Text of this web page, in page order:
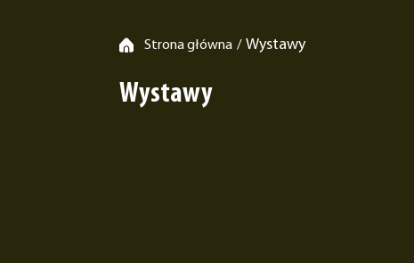
Strona główna / Wystawy
Wystawy